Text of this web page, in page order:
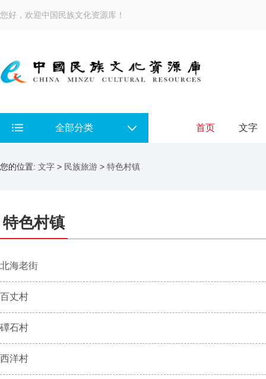
您好，欢迎中国民族文化资源库！
全部分类 首页 文字
您的位置: 文字 > 民族旅游 > 特色村镇
特色村镇
北海老街
百丈村
磹石村
西洋村